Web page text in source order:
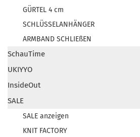
GÜRTEL 4 cm
SCHLÜSSELANHÄNGER
ARMBAND SCHLIEßEN
SchauTime
UKIYYO
InsideOut
SALE
SALE anzeigen
KNIT FACTORY